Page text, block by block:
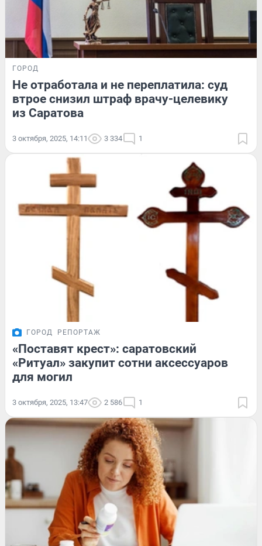
ГОРОД
Не отработала и не переплатила: суд
втрое снизил штраф врачу-целевику
из Саратова
3 октября, 2025, 14:11 3 334 1
ГОРОД РЕПОРТАЖ
«Поставят крест»: саратовский
«Ритуал» закупит сотни аксессуаров
для могил
3 октября, 2025, 13:47 2 586 1